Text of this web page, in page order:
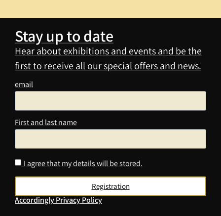
Stay up to date
Hear about exhibitions and events and be the
first to receive all our special offers and news.
email
First and last name
I agree that my details will be stored.
Registration
AccordinglyPrivacy Policy